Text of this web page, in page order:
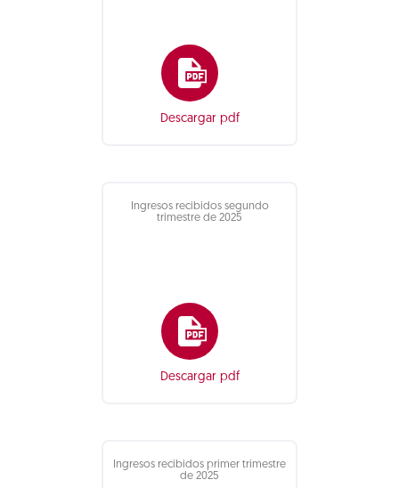
Descargar pdf
Ingresos recibidos segundo
trimestre de 2025
Descargar pdf
Ingresos recibidos primer trimestre
de 2025